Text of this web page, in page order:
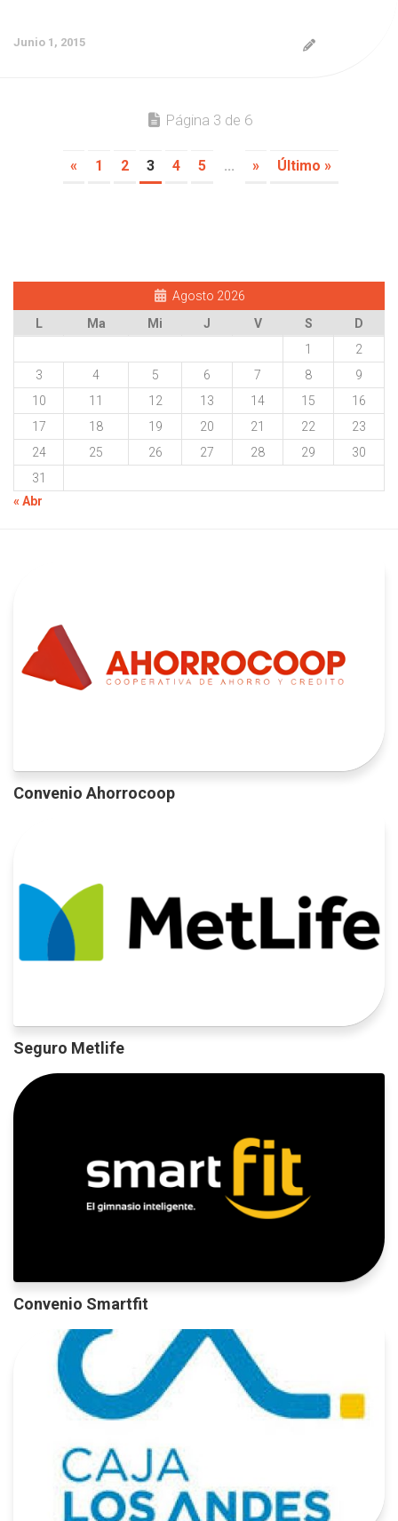
Junio 1, 2015
Página 3 de 6
« 1 2 3 4 5 ... » Último »
Agosto 2026
L
Ma Mi J V S
D
1
2
3
4 5 6 7 8
9
10
11 12 13 14 15
16
17
18 19 20 21 22
23
24
25 26 27 28 29
30
31
« Abr
Convenio Ahorrocoop
Seguro Metlife
Convenio Smartfit